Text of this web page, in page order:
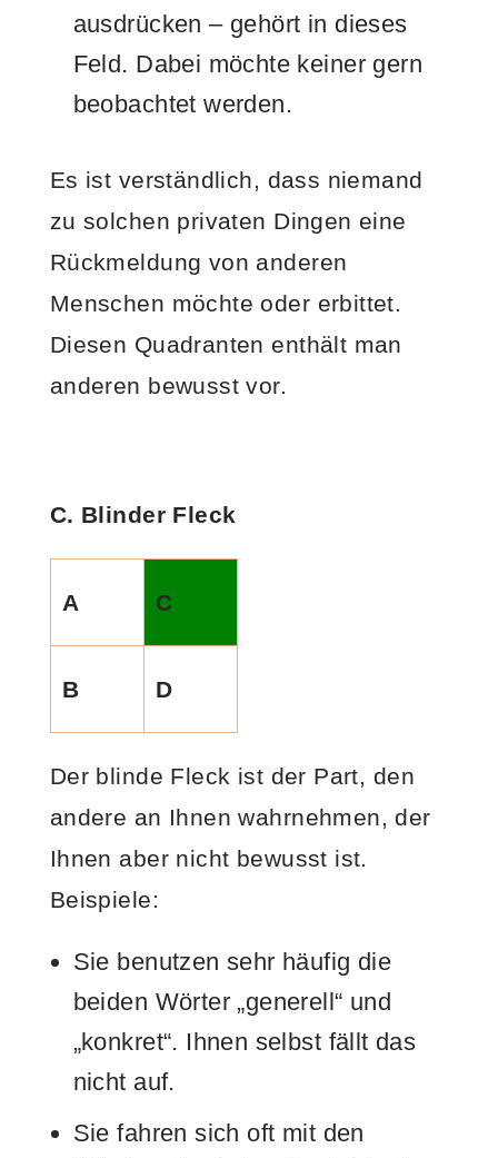
ausdrücken – gehört in dieses
Feld. Dabei möchte keiner gern
beobachtet werden.
Es ist verständlich, dass niemand
zu solchen privaten Dingen eine
Rückmeldung von anderen
Menschen möchte oder erbittet.
Diesen Quadranten enthält man
anderen bewusst vor.
C. Blinder Fleck
A C
B D
Der blinde Fleck ist der Part, den
andere an Ihnen wahrnehmen, der
Ihnen aber nicht bewusst ist.
Beispiele:
Sie benutzen sehr häufig die
beiden Wörter „generell“ und
„konkret“. Ihnen selbst fällt das
nicht auf.
Sie fahren sich oft mit den